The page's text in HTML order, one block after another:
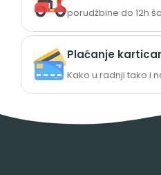
porudžbine do 12h
Plaćanje
Kako u radnji tako i